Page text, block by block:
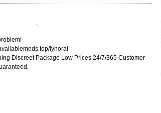
lynoral
Discreet Package Low Prices 24/7/365 Customer